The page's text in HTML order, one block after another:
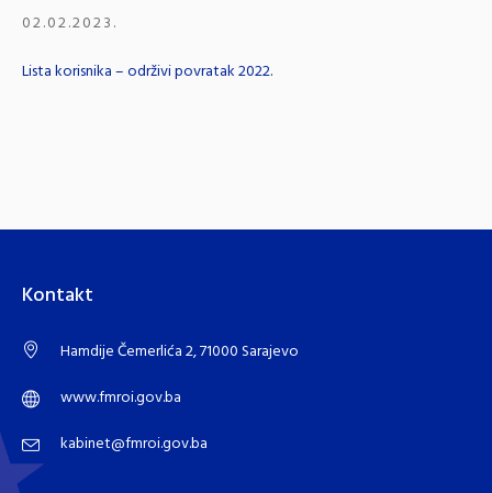
02.02.2023.
Lista korisnika – održivi povratak 2022.
Kontakt
Hamdije Čemerlića 2, 71000 Sarajevo
www.fmroi.gov.ba
kabinet@fmroi.gov.ba